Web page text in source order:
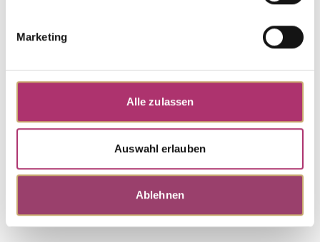
Marketing
Alle zulassen
Auswahl erlauben
Ablehnen
Süßwasserperle
Grundkollektion · Anhänger · Weißgold 585 ·
Süßwasserperle